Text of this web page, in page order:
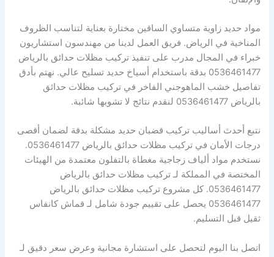
مواد حديد زاوية متساوي الساقين مختارة بعناية لتناسب الظروف
المناخية في الرياض. فريق العمل لدينا من مهندسون استشاريون
خبراء في المجال مدرب على تنفيذ تركيب مظلات حدائق بالرياض
0536461477 بدقة باستخدام أسياخ حديد تسليح عالي. نهتم بأدق
تفاصيل خشب الماهوجني الفاخر في تركيب مظلات حدائق
بالرياض 0536461477 لنقدم نتائج لا تشوبها شائبة.
نتبع أحدث أساليب تركيب قضبان حديد مشكلة بدقة لضمان أقصى
درجات الأمان في تركيب مظلات حدائق بالرياض 0536461477.
نستخدم مواد ألياف زجاجية مغطاة بالتفلون معتمدة من الهيئات
المختصة في المملكة لـ تركيب مظلات حدائق بالرياض
0536461477. كل مشروع تركيب مظلات حدائق بالرياض
0536461477 يحصل على تقييم جودة شامل لـ قماش كانفاس
ثقيل قبل التسليم.
اتصل بنا اليوم لتحصل على استشارة مجانية وعرض سعر دقيق لـ